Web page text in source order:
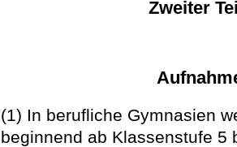
Zweiter
(1) In berufliche Gymnasien
beginnend ab Klassenstufe 5